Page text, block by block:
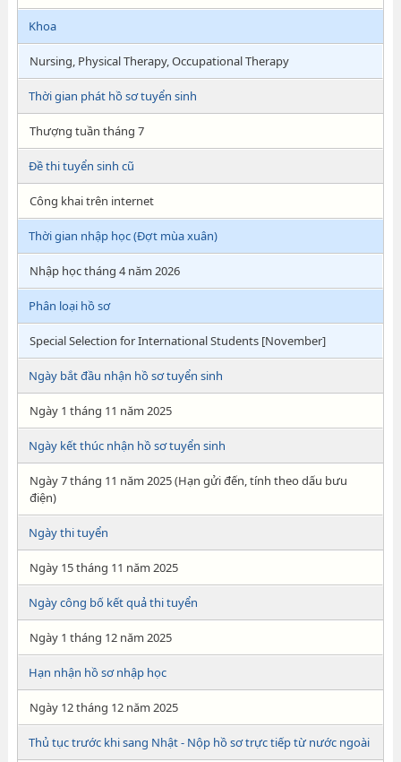
Khoa
Nursing, Physical Therapy, Occupational Therapy
Thời gian phát hồ sơ tuyển sinh
Thượng tuần tháng 7
Đề thi tuyển sinh cũ
Công khai trên internet
Thời gian nhập học (Đợt mùa xuân)
Nhập học tháng 4 năm 2026
Phân loại hồ sơ
Special Selection for International Students [November]
Ngày bắt đầu nhận hồ sơ tuyển sinh
Ngày 1 tháng 11 năm 2025
Ngày kết thúc nhận hồ sơ tuyển sinh
Ngày 7 tháng 11 năm 2025 (Hạn gửi đến, tính theo dấu bưu
điện)
Ngày thi tuyển
Ngày 15 tháng 11 năm 2025
Ngày công bố kết quả thi tuyển
Ngày 1 tháng 12 năm 2025
Hạn nhận hồ sơ nhập học
Ngày 12 tháng 12 năm 2025
Thủ tục trước khi sang Nhật - Nộp hồ sơ trực tiếp từ nước ngoài